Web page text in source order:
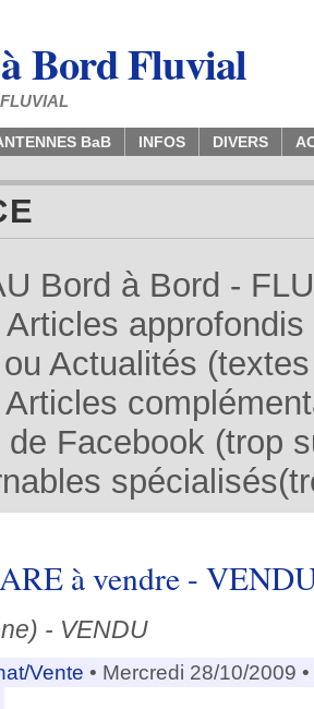
Bord Fluvial
BaB INFOS DIVERS
Bord à Bord -
Actualités
de Facebook (trop
à vendre -
- VENDU
Vente • Mercredi 28/10/2009 •